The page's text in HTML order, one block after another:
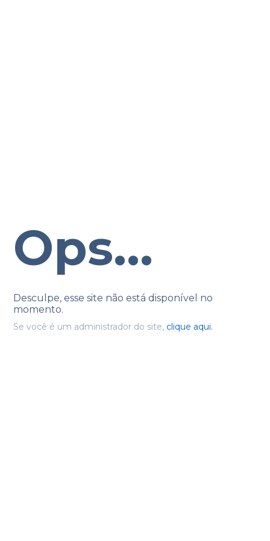
Ops...
Desculpe, esse site não está disponível no
momento.
Se você é um administrador do site, clique aqui.